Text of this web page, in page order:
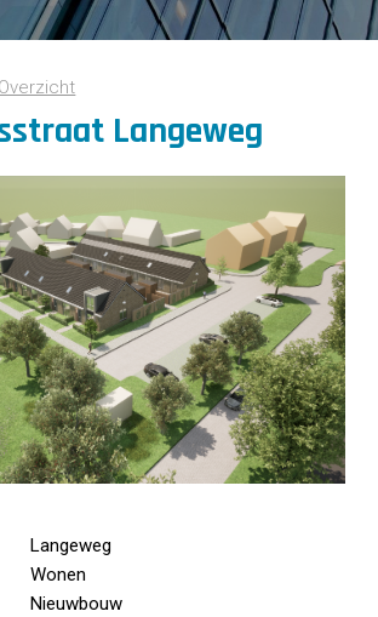
Overzicht
Langeweg
Langeweg
Wonen
Nieuwbouw